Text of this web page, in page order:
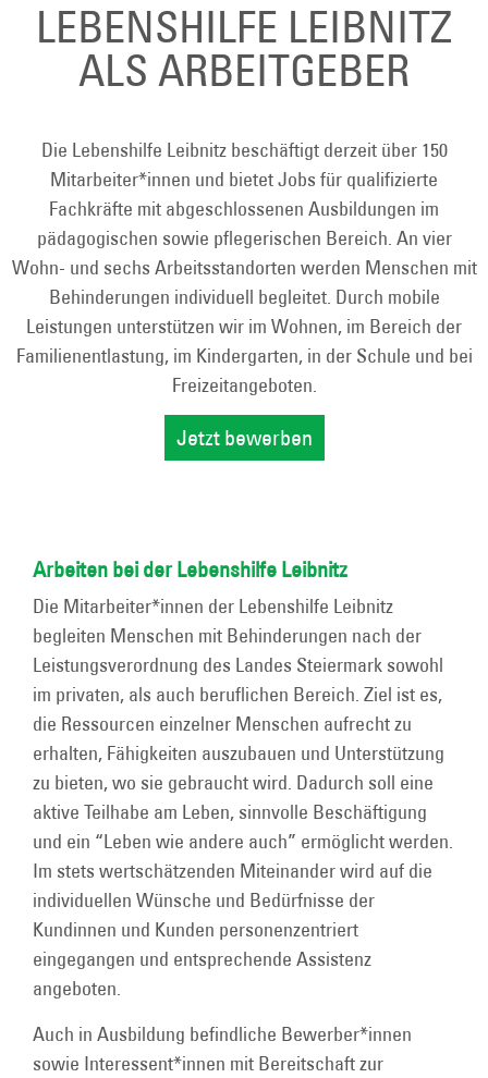
LEBENSHILFE LEIBNITZ
ALS ARBEITGEBER
Die Lebenshilfe Leibnitz beschäftigt derzeit über 150
Mitarbeiter*innen und bietet Jobs für qualifizierte
Fachkräfte mit abgeschlossenen Ausbildungen im
pädagogischen sowie pflegerischen Bereich. An vier
Wohn- und sechs Arbeitsstandorten werden Menschen mit
Behinderungen individuell begleitet. Durch mobile
Leistungen unterstützen wir im Wohnen, im Bereich der
Familienentlastung, im Kindergarten, in der Schule und bei
Freizeitangeboten.
Jetzt bewerben
Arbeiten bei der Lebenshilfe Leibnitz
Die Mitarbeiter*innen der Lebenshilfe Leibnitz
begleiten Menschen mit Behinderungen nach der
Leistungsverordnung des Landes Steiermark sowohl
im privaten, als auch beruflichen Bereich. Ziel ist es,
die Ressourcen einzelner Menschen aufrecht zu
erhalten, Fähigkeiten auszubauen und Unterstützung
zu bieten, wo sie gebraucht wird. Dadurch soll eine
aktive Teilhabe am Leben, sinnvolle Beschäftigung
und ein “Leben wie andere auch” ermöglicht werden.
Im stets wertschätzenden Miteinander wird auf die
individuellen Wünsche und Bedürfnisse der
Kundinnen und Kunden personenzentriert
eingegangen und entsprechende Assistenz
angeboten.
Auch in Ausbildung befindliche Bewerber*innen
sowie Interessent*innen mit Bereitschaft zur